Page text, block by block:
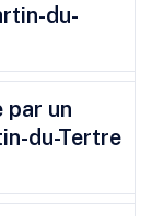
du-
par un
du-Tertre